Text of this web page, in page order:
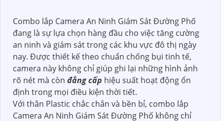
Combo lắp Camera An Ninh Giám Sát Đường Phố
đang là sự lựa chọn hàng đầu cho việc tăng cường
an ninh và giám sát trong các khu vực đô thị ngày
nay. Được thiết kế theo chuẩn chống bụi tinh tế,
camera này không chỉ giúp ghi lại những hình ảnh
rõ nét mà còn đẳng cấp hiệu suất hoạt động ổn
định trong mọi điều kiện thời tiết.
Với thân Plastic chắc chắn và bền bỉ, combo lắp
Camera An Ninh Giám Sát Đường Phố không chỉ